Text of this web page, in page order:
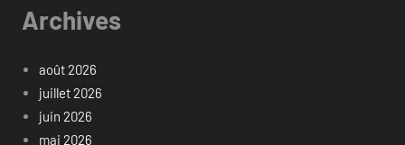
Archives
août 2026
juillet 2026
juin 2026
mai 2026